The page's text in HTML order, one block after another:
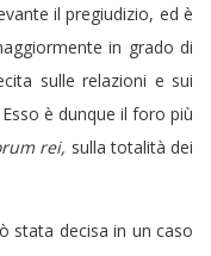
il pregiudizio, ed è
in grado di
sulle relazioni e sui
è dunque il foro più
rei, sulla totalità dei
stata decisa in un caso